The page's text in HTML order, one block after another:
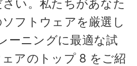
い。私たちがあなた
フトウェアを厳選し
ーニングに最適な試
アのトップ 8 をご紹